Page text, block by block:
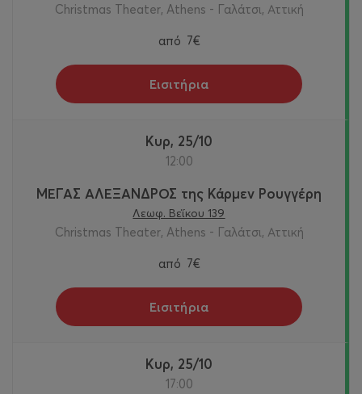
Christmas Theater, Athens - Γαλάτσι, Αττική
από 7€
Εισιτήρια
Κυρ, 25/10
12:00
ΜΕΓΑΣ ΑΛΕΞΑΝΔΡΟΣ της Κάρμεν Ρουγγέρη
Λεωφ. Βεΐκου 139
Christmas Theater, Athens - Γαλάτσι, Αττική
από 7€
Εισιτήρια
Κυρ, 25/10
17:00